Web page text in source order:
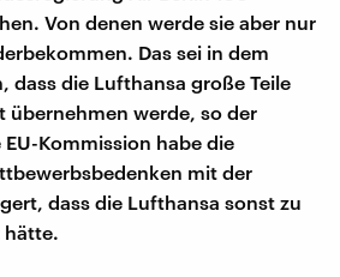
Von denen werde sie aber nur
Das sei in dem
dass die Lufthansa große Teile
übernehmen werde, so der
Kommission habe die
mit der
dass die Lufthansa sonst zu
hätte.